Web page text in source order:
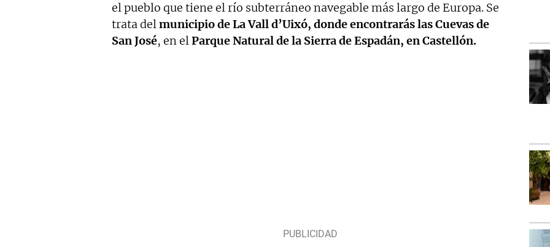
el pueblo que tiene el río subterráneo navegable más largo de Europa. Se
trata delmunicipio de La Vall d’Uixó, donde encontrarás las Cuevas de
San José, en elParque Natural de la Sierra de Espadán, en Castellón.